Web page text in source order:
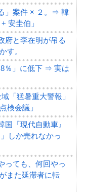
」案件 × ２。⇒ 韓
安圭伯」
府と李在明が吊る
す。
％」に低下 ⇒ 実は
「猛暑重大警報」
検会議」
国『現代自動車』
しか売れなかっ
っても、何回やっ
また延滞者に転